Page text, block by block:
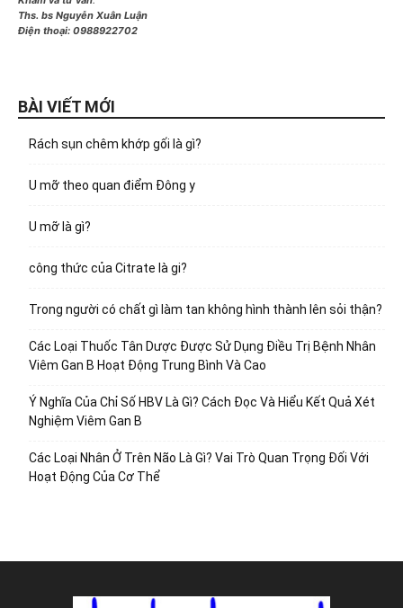
Ths. bs Nguyễn Xuân Luận
Điện thoại: 0988922702
BÀI VIẾT MỚI
Rách sụn chêm khớp gối là gì?
U mỡ theo quan điểm Đông y
U mỡ là gì?
công thức của Citrate là gi?
Trong người có chất gì làm tan không hình thành lên sỏi thận?
Các Loại Thuốc Tân Dược Được Sử Dụng Điều Trị Bệnh Nhân
Viêm Gan B Hoạt Động Trung Bình Và Cao
Ý Nghĩa Của Chỉ Số HBV Là Gì? Cách Đọc Và Hiểu Kết Quả Xét
Nghiệm Viêm Gan B
Các Loại Nhân Ở Trên Não Là Gì? Vai Trò Quan Trọng Đối Với
Hoạt Động Của Cơ Thể